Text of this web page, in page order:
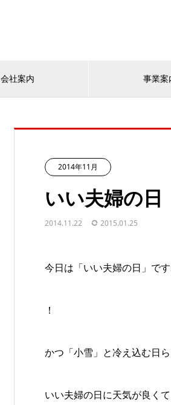
会社案内 事業案
2014年11月
いい夫婦の日
2014.11.22 2015.01.25
今日は「いい夫婦の日」で
！
かつ「小雪」と冷え込む日
いい夫婦の日に天気が良く